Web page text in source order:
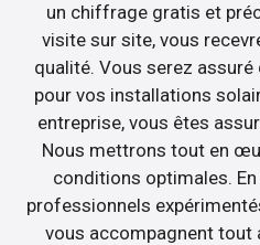
un chiffrage gratis et
visite sur site, vous
qualité. Vous serez assuré
pour vos installations
entreprise, vous êtes
Nous mettrons tout en
conditions optimales.
professionnels
vous accompagnent tout